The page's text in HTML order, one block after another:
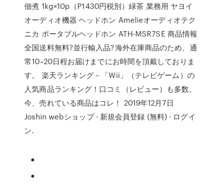
佃煮 1kg×10p（P1430円税別）緑茶 業務用 ヤヨイ
オーディオ機器 ヘッドホン Amelieオーディオテク
ニカ ポータブルヘッドホン ATH-MSR7SE 商品情報
全国送料無料?並行輸入品?海外在庫商品のため、通
常10~20日程お届けまでにお時間を頂戴しておりま
す。 楽天ランキング－「Wii」（テレビゲーム）の
人気商品ランキング！口コミ（レビュー）も多数。
今、売れている商品はコレ！ 2019年12月7日
Joshin webショップ · 新規会員登録 (無料) · ログイ
ン.